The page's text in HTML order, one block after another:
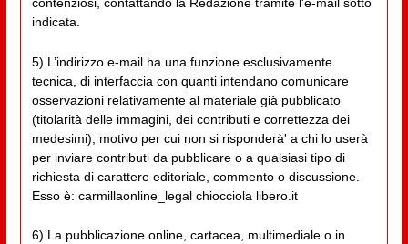
indicata.
5) L’indirizzo e-mail ha una funzione esclusivamente
tecnica, di interfaccia con quanti intendano comunicare
osservazioni relativamente al materiale già pubblicato
(titolarità delle immagini, dei contributi e correttezza dei
medesimi), motivo per cui non si risponderà' a chi lo userà
per inviare contributi da pubblicare o a qualsiasi tipo di
richiesta di carattere editoriale, commento o discussione.
Esso è: carmillaonline_legal chiocciola libero.it
6) La pubblicazione online, cartacea, multimediale o in